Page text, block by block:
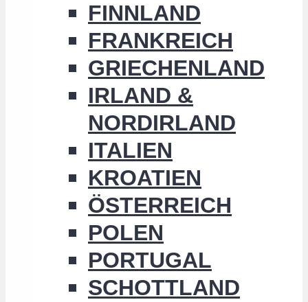
FINNLAND
FRANKREICH
GRIECHENLAND
IRLAND &
NORDIRLAND
ITALIEN
KROATIEN
ÖSTERREICH
POLEN
PORTUGAL
SCHOTTLAND